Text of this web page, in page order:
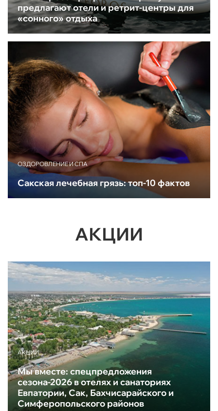
предлагают отели и ретрит-центры для
«сонного» отдыха
ОЗДОРОВЛЕНИЕ И СПА
Сакская лечебная грязь: топ-10 фактов
АКЦИИ
АКЦИИ
Мы вместе: спецпредложения
сезона-2026 в отелях и санаториях
Евпатории, Сак, Бахчисарайского и
Симферопольского районов